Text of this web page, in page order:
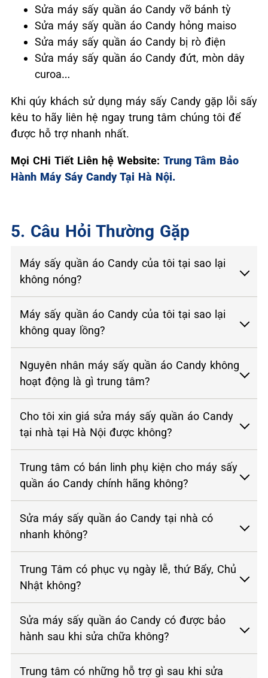
Sửa máy sấy quần áo Candy vỡ bánh tỳ
Sửa máy sấy quần áo Candy hỏng maiso
Sửa máy sấy quần áo Candy bị rò điện
Sửa máy sấy quần áo Candy đứt, mòn dây
curoa…
Khi qúy khách sử dụng máy sấy Candy gặp lỗi sấy
kêu to hãy liên hệ ngay trung tâm chúng tôi để
được hỗ trợ nhanh nhất.
Mọi CHi Tiết Liên hệ Website: Trung Tâm Bảo
Hành Máy Sáy Candy Tại Hà Nội.
5. Câu Hỏi Thường Gặp
Máy sấy quần áo Candy của tôi tại sao lại
không nóng?
Máy sấy quần áo Candy của tôi tại sao lại
không quay lồng?
Nguyên nhân máy sấy quần áo Candy không
hoạt động là gì trung tâm?
Cho tôi xin giá sửa máy sấy quần áo Candy
tại nhà tại Hà Nội được không?
Trung tâm có bán linh phụ kiện cho máy sấy
quần áo Candy chính hãng không?
Sửa máy sấy quần áo Candy tại nhà có
nhanh không?
Trung Tâm có phục vụ ngày lễ, thứ Bẩy, Chủ
Nhật không?
Sửa máy sấy quần áo Candy có được bảo
hành sau khi sửa chữa không?
Trung tâm có những hỗ trợ gì sau khi sửa